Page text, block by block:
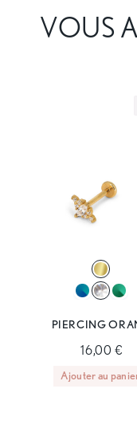
VOUS
PIERCING
16,00 €
Ajouter au